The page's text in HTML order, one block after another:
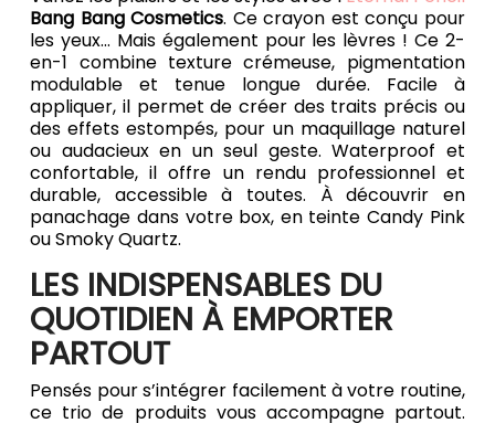
Bang Bang Cosmetics. Ce crayon est conçu pour
les yeux... Mais également pour les lèvres ! Ce 2-
en-1 combine texture crémeuse, pigmentation
modulable et tenue longue durée. Facile à
appliquer, il permet de créer des traits précis ou
des effets estompés, pour un maquillage naturel
ou audacieux en un seul geste. Waterproof et
confortable, il offre un rendu professionnel et
durable, accessible à toutes. À découvrir en
panachage dans votre box, en teinte Candy Pink
ou Smoky Quartz.
LES INDISPENSABLES DU
QUOTIDIEN À EMPORTER
PARTOUT
Pensés pour s’intégrer facilement à votre routine,
ce trio de produits vous accompagne partout.